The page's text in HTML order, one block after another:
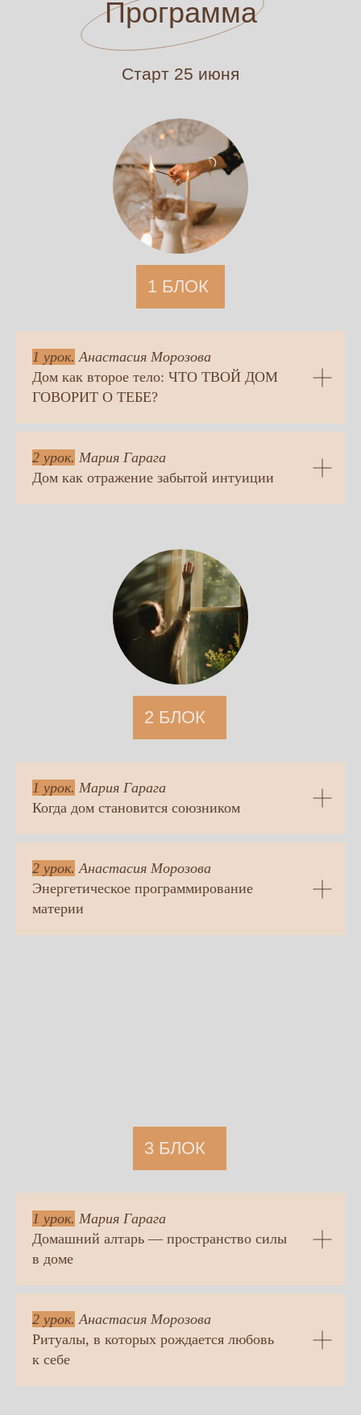
1 урок. Анастасия Морозова
Дом как второе тело: ЧТО ТВОЙ ДОМ
ГОВОРИТ О ТЕБЕ?
2 урок. Мария Гарага
Дом как отражение забытой интуиции
1 урок. Мария Гарага
Когда дом становится союзником
2 урок. Анастасия Морозова
Энергетическое программирование
материи
1 урок. Мария Гарага
Домашний алтарь — пространство силы
в доме
2 урок. Анастасия Морозова
Ритуалы, в которых рождается любовь
к себе
Специальная цена
на «Бытовую магию»
*для участников этих продуктов
доступны специальные условия —
Для участников:
• Магия повседневности
• Весеннее обновление
• Постройка года
• Индивидуальные консультации
35 000
45 000
Получить спец предложение
Начни слышать себя через
то, что тебя окружает.
Это не просто про быт.
Это про то, как ты формируешь
пространство — а вместе с ним